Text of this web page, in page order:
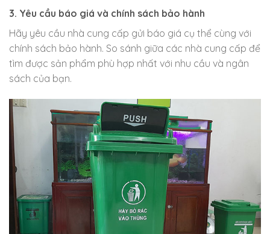
3. Yêu cầu báo giá và chính sách bảo hành
Hãy yêu cầu nhà cung cấp gửi báo giá cụ thể cùng với
chính sách bảo hành. So sánh giữa các nhà cung cấp để
tìm được sản phẩm phù hợp nhất với nhu cầu và ngân
sách của bạn.